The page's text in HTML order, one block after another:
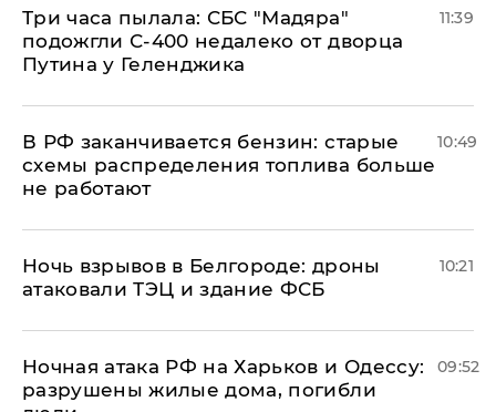
Три часа пылала: СБС "Мадяра"
подожгли С-400 недалеко от дворца
Путина у Геленджика
11:39
​В РФ заканчивается бензин: старые
схемы распределения топлива больше
не работают
10:49
​Ночь взрывов в Белгороде: дроны
атаковали ТЭЦ и здание ФСБ
10:21
​Ночная атака РФ на Харьков и Одессу:
разрушены жилые дома, погибли
09:52